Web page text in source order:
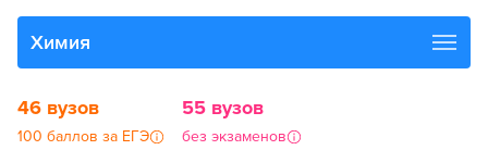
Химия
46 вузов
100 баллов за ЕГЭ
55 вузов
без экзаменов